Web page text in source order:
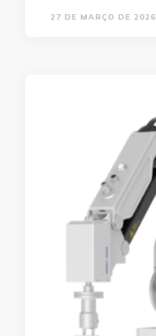
27 DE MARÇO DE 2026